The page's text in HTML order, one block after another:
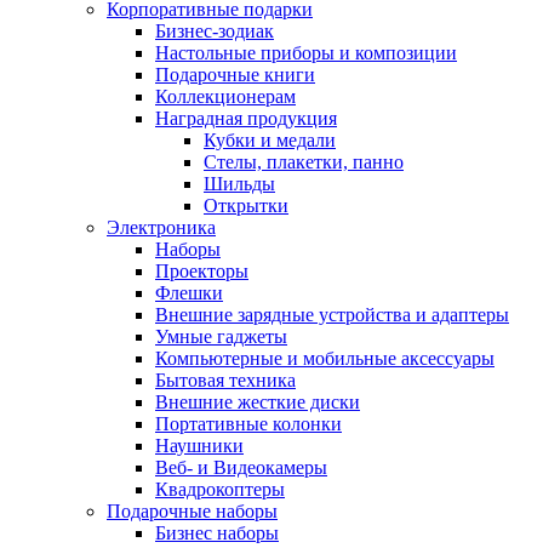
Корпоративные подарки
Бизнес-зодиак
Настольные приборы и композиции
Подарочные книги
Коллекционерам
Наградная продукция
Кубки и медали
Стелы, плакетки, панно
Шильды
Открытки
Электроника
Наборы
Проекторы
Флешки
Внешние зарядные устройства и адаптеры
Умные гаджеты
Компьютерные и мобильные аксессуары
Бытовая техника
Внешние жесткие диски
Портативные колонки
Наушники
Веб- и Видеокамеры
Квадрокоптеры
Подарочные наборы
Бизнес наборы